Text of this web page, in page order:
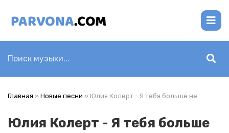
Главная » Новые песни » Юлия Колерт - Я тебя больше не
Юлия Колерт - Я тебя больше